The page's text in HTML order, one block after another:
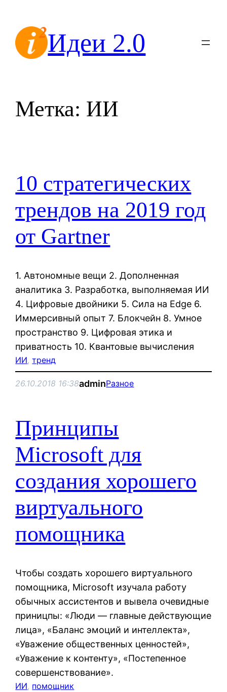
содержимомуИдеи 2.0
Метка: ИИ
10 стратегических
трендов на 2019 год
от Gartner
1. Автономные вещи 2. Дополненная
аналитика 3. Разработка, выполняемая ИИ
4. Цифровые двойники 5. Сила на Edge 6.
Иммерсивный опыт 7. Блокчейн 8. Умное
пространство 9. Цифровая этика и
приватность 10. Квантовые вычисления
ИИ, тренд
26.10.2018 16:38adminРазное
Принципы
Microsoft для
создания хорошего
виртуального
помощника
Чтобы создать хорошего виртуального
помощника, Microsoft изучала работу
обычных ассистентов и вывела очевидные
приницпы: «Люди — главные действующие
лица», «Баланс эмоций и интеллекта»,
«Уважение общественных ценностей»,
«Уважение к контенту», «Постепенное
совершенствование».
ИИ, помощник